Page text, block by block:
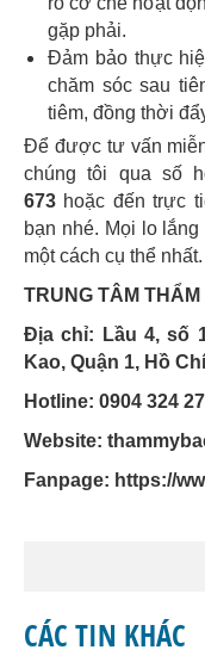
gặp phải.
Đảm bảo thực
chăm sóc sau
tiêm, đồng thời
Để được tư vấn
chúng tôi qua số
673 hoặc đến trực
bạn nhé. Mọi lo
một cách cụ thể nhất.
TRUNG TÂM
Địa chỉ: Lầu 4, số
Kao, Quận 1, Hồ
Hotline: 0904 324
Website:
Fanpage: https://
CÁC TIN KHÁC